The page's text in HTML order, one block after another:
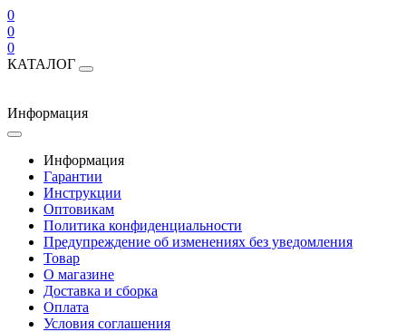
0
0
0
КАТАЛОГ
Информация
Информация
Гарантии
Инструкции
Оптовикам
Политика конфиденциальности
Предупреждение об изменениях без уведомления
Товар
О магазине
Доставка и сборка
Оплата
Условия соглашения